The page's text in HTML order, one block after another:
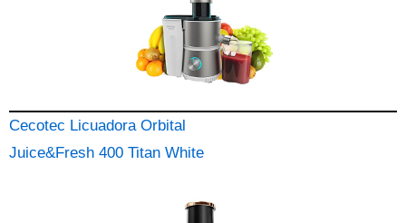
Cecotec Licuadora Orbital
Juice&Fresh 400 Titan White